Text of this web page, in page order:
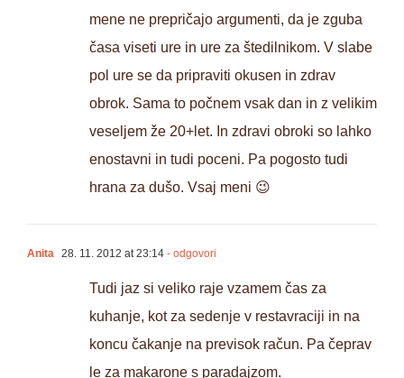
mene ne prepričajo argumenti, da je zguba
časa viseti ure in ure za štedilnikom. V slabe
pol ure se da pripraviti okusen in zdrav
obrok. Sama to počnem vsak dan in z velikim
veseljem že 20+let. In zdravi obroki so lahko
enostavni in tudi poceni. Pa pogosto tudi
hrana za dušo. Vsaj meni 😉
Anita 28. 11. 2012 at 23:14 - odgovori
Tudi jaz si veliko raje vzamem čas za
kuhanje, kot za sedenje v restavraciji in na
koncu čakanje na previsok račun. Pa čeprav
le za makarone s paradajzom.